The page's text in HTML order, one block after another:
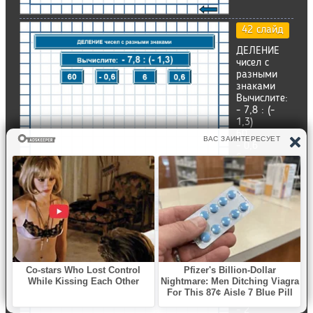
42 слайд
ДЕЛЕНИЕ
чисел с
разными
знаками
Вычислите:
- 7,8 : (-
1,3)
60
6
0,6
43 слайд
ДЕЛЕНИЕ
разными
знаками
Вычислите:
2 : ( - 0,1)
- 0.2
-20
- 2